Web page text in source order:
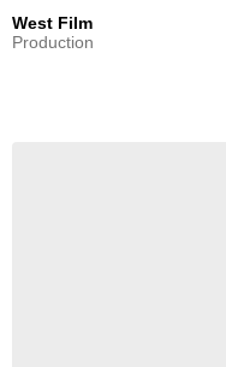
West Film
Production